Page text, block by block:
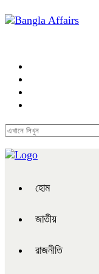
হোম
জাতীয়
রাজনীতি